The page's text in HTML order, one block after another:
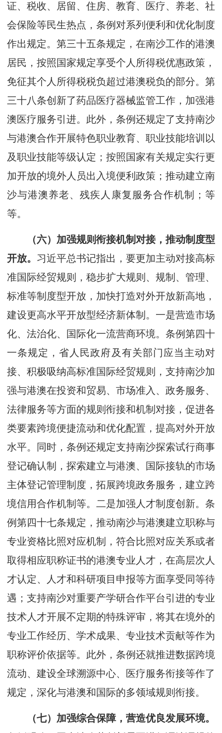
证、税收、居留、住房、教育、医疗、养老、社
会保险等民生热点，条例对系列便利和优化制度
作出规定。第三十五条规定，在南沙工作的港澳
居民，按照国家规定享受个人所得税优惠政策，
免征其个人所得税税负超过港澳税负的部分。第
三十八条创新了药品医疗器械监管工作，加强港
澳医疗服务引进。此外，条例还规定了支持南沙
与港澳合作开展特色职业教育、职业技能培训以
及职业技能等级认定；按照国家有关规定实行更
加开放的境外人员出入境便利政策；推动建立南
沙与港澳养老、残疾人康复服务合作机制；等
等。
（六）加强规则衔接机制对接，推动制度型
开放。 习近平总书记指出，要更加主动对接高标
准国际经贸规则，稳步扩大规则、规制、管理、
标准等制度型开放，加快打造对外开放新高地，
建设更高水平开放型经济新体制。一是营造市场
化、法治化、国际化一流营商环境。条例第四十
一条规定，省人民政府及有关部门应当主动对
接、积极吸纳高标准国际经贸规则，支持南沙加
强与港澳在投资和贸易、市场准入、政务服务、
法律服务等方面的规则衔接和机制对接，促进各
类要素跨境便捷流动和优化配置，提高对外开放
水平。同时，条例还规定支持南沙探索试行商事
登记确认制，探索建立与港澳、国际接轨的市场
主体登记管理制度，拓展跨境政务服务，建立跨
境信用合作机制等。二是加强人才制度创新。条
例第四十七条规定，推动南沙与港澳建立职称与
专业资格比照对应机制，符合比照对应关系或者
取得相应职称证书的港澳专业人才，在高层次人
才认定、人才和科研项目申报等方面享受同等待
遇；支持南沙对重要产学研合作平台引进的专业
技术人才开展不定期的特殊评审，将其在境外的
专业工作经历、学术成果、专业技术贡献等作为
职称评价依据等。此外，条例还就推进数据跨境
流动、建设全球溯源中心、医疗服务衔接等作了
规定，深化与港澳和国际的多领域规则衔接。
（七）加强综合保障，营造优良发展环境。